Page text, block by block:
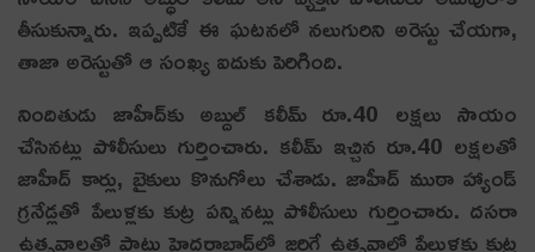
తీసుకున్నారు. ఇప్ప‌టికే ఈ ఘ‌ట‌న‌లో న‌లుగురిని అరెస్టు చేయ‌గా,
తాజా అరెస్టుతో ఆ సంఖ్య ఐదుకు పెరిగింది.
నిందితుడు జాహీద్‌కు అబ్దుల్ కలీమ్ రూ.40 లక్షలు సాయం
చేసినట్లు పోలీసులు గుర్తించారు. కలీమ్ ఇచ్చిన రూ.40 లక్షలతో
జాహీద్ కార్లు, బైకులు కొనుగోలు చేశాడు. జాహీద్ ముఠా హ్యాండ్
గ్ర‌నేడ్ల‌తో పేలుళ్లకు కుట్ర పన్నినట్లు పోలీసులు గుర్తించారు. దసరా
ఉత్సవాలతో పాటు హైదరాబాద్‌లో జరిగే ఉత్సవాల్లో పేలుళ్లకు కుట్ర